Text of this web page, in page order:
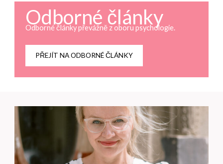
Odborné články
Odborné články převážně z oboru psychologie.
PŘEJÍT NA ODBORNÉ ČLÁNKY